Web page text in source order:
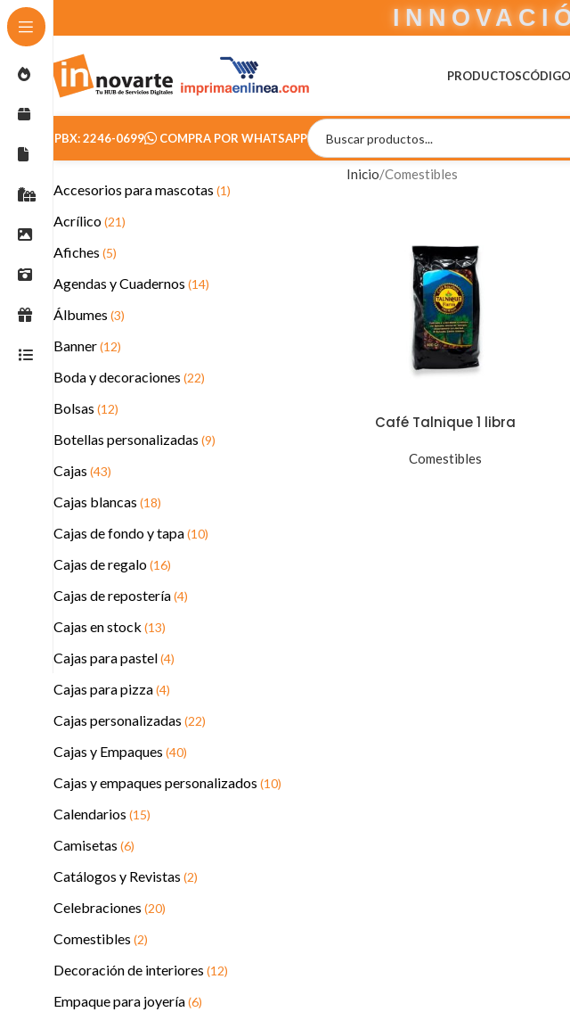
PRODUCTOS
PBX: 2246-0699 COMPRA POR WHATSAPP
Accesorios para mascotas (1)
Acrílico(21)
Afiches (5)
Agendas y Cuadernos (14)
Álbumes (3)
Banner(12)
Boda y decoraciones (22)
Bolsas (12)
Botellas personalizadas (9)
Cajas (43)
Cajas blancas (18)
Cajas de fondo y tapa(10)
Cajas de regalo(16)
Cajas de repostería(4)
Cajas en stock (13)
Cajas para pastel(4)
Cajas para pizza(4)
Cajas personalizadas (22)
Cajas y Empaques (40)
Cajas y empaques personalizados (10)
Calendarios (15)
Camisetas (6)
Catálogos y Revistas (2)
Celebraciones (20)
Comestibles (2)
Decoración de interiores (12)
Empaque para joyería(6)
Inicio Comestibles
Café Talnique 1 libra
Comestibles